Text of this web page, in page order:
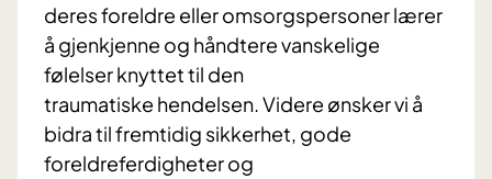
deres foreldre eller omsorgspersoner lærer
å gjenkjenne og håndtere vanskelige
følelser knyttet til den
traumatiske hendelsen. Videre ønsker vi å
bidra til fremtidig sikkerhet, gode
foreldreferdigheter og